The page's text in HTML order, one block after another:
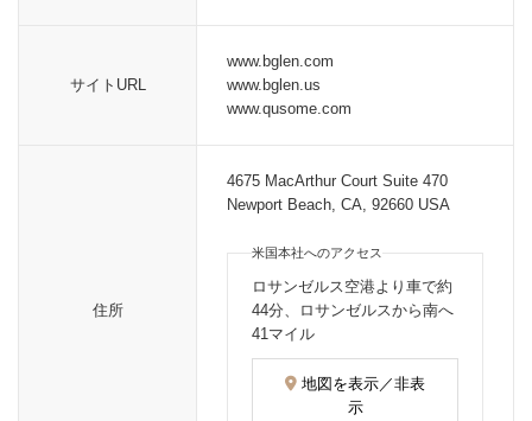
サイトURL
www.bglen.com
www.bglen.us
www.qusome.com
住所
4675 MacArthur Court Suite 470
Newport Beach, CA, 92660 USA
米国本社へのアクセス
ロサンゼルス空港より車で約
44分、ロサンゼルスから南へ
41マイル
地図を表示／非表
示